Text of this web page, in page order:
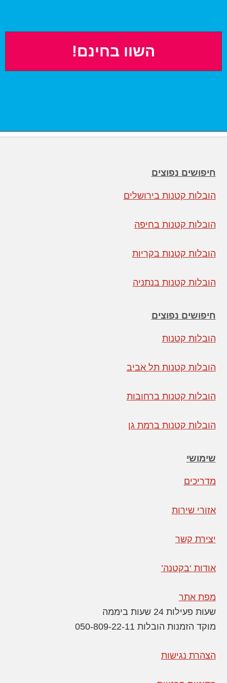
ר
ת
*
חיפושים נפוצים
הובלות קטנות בירושלים
הובלות קטנות בחיפה
הובלות קטנות בקריות
הובלות קטנות בנתניה
חיפושים נפוצים
הובלות קטנות
הובלות קטנות תל אביב
הובלות קטנות ברחובות
הובלות קטנות ברמת גן
שימושי
מדריכים
אזורי שירות
יצירת קשר
אודות ‘בקטנה’
מפת אתר
שעות פעילות 24 שעות ביממה
מוקד הזמנות הובלות 050-809-22-11
הצהרת נגישות